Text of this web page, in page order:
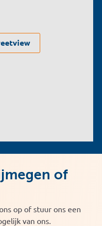
of
op of stuur ons een
van ons.